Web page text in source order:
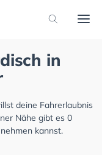
in
deine Fahrerlaubnis
Nähe gibt es 0
kannst.